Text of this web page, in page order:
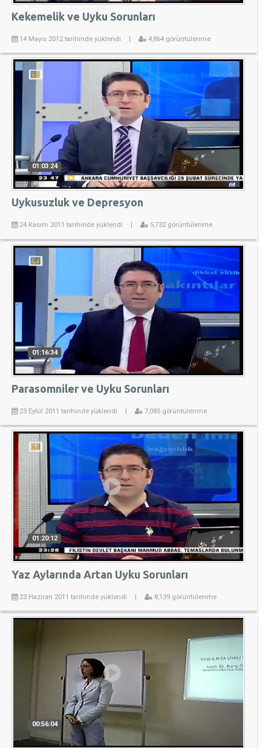
Kekemelik ve Uyku Sorunları
14 Mayıs 2012 tarihinde yüklendi | 4,864 görüntülenme
01:03:24
Uykusuzluk ve Depresyon
24 Kasım 2011 tarihinde yüklendi 5,732 görüntülenme
01:16:34
Parasomniler ve Uyku Sorunları
23 Eylül 2011 tarihinde yüklendi | 7,085 görüntülenme
01:20:12
Yaz Aylarında Artan Uyku Sorunları
23 Haziran 2011 tarihinde yüklendi 8,139 görüntülenme
00:56:04